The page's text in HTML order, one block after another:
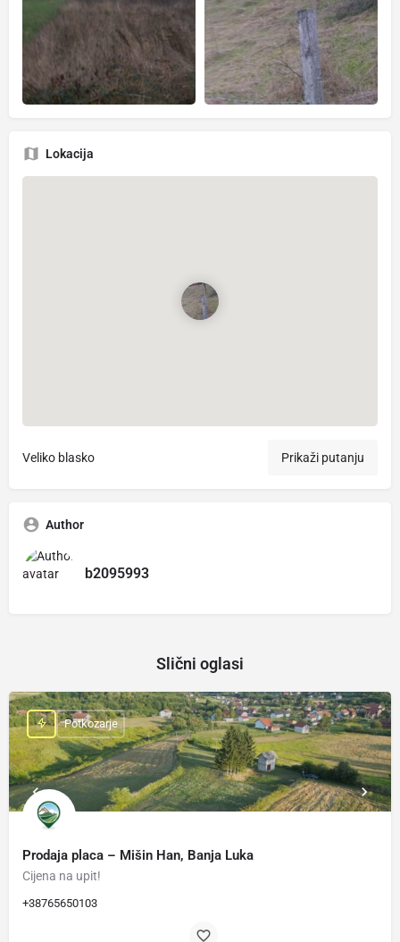
Lokacija
Veliko blasko Prikaži putanju
Author
b2095993
Slični oglasi
Prodaja placa – Mišin Han, Banja Luka
Cijena na upit!
+38765650103
Potkozarje